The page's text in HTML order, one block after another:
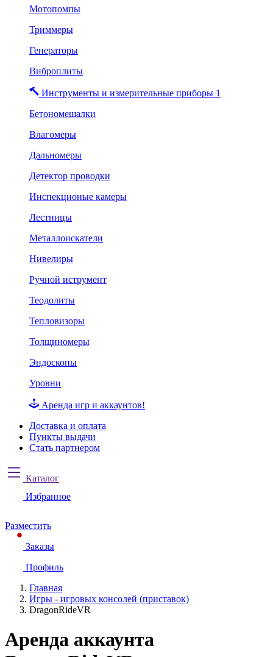
Мотопомпы
Триммеры
Генераторы
Виброплиты
Инструменты и измерительные приборы 1
Бетономешалки
Влагомеры
Дальномеры
Детектор проводки
Инспекционые камеры
Лестницы
Металлоискатели
Нивелиры
Ручной иструмент
Теодолиты
Тепловизоры
Толщиномеры
Эндоскопы
Уровни
Аренда игр и аккаунтов!
Доставка и оплата
Пункты выдачи
Стать партнером
Каталог
Избранное
Разместить
Заказы
Профиль
Главная
Игры - игровых консолей (приставок)
DragonRideVR
Аренда аккаунта